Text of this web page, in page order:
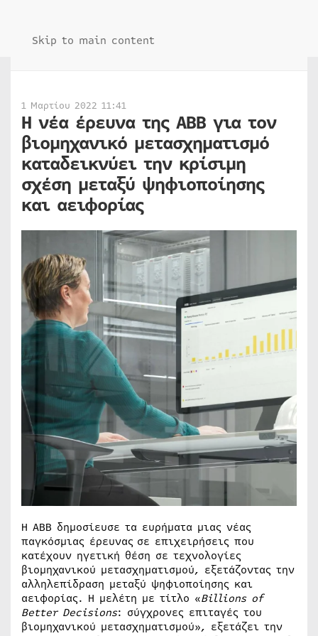
Skip to main content
1 Μαρτίου 2022 11:41
H νέα έρευνα της ΑΒΒ για τον
βιομηχανικό μετασχηματισμό
καταδεικνύει την κρίσιμη
σχέση μεταξύ ψηφιοποίησης
και αειφορίας
Η ABB δημοσίευσε τα ευρήματα μιας νέας
παγκόσμιας έρευνας σε επιχειρήσεις που
κατέχουν ηγετική θέση σε τεχνολογίες
βιομηχανικού μετασχηματισμού, εξετάζοντας την
αλληλεπίδραση μεταξύ ψηφιοποίησης και
αειφορίας. Η μελέτη με τίτλο «Billions of
Better Decisions: σύγχρονες επιταγές του
βιομηχανικού μετασχηματισμού», εξετάζει την